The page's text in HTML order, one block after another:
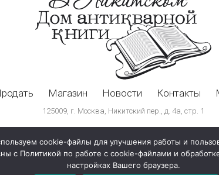
Магазин Новости Контакты
125009, г. Москва, Никитский пер., д. 4а, стр. 1
cookie-файлы для улучшения работы и
с Политикой по работе с cookie-файлами и
настройках Вашего браузера.